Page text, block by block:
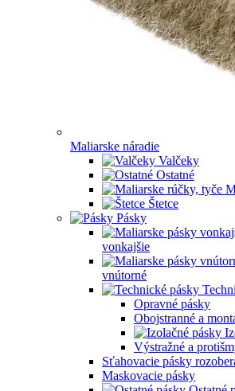
Maliarske náradie
Valčeky
Ostatné
Štetce
Pásky
vonkajšie
vnútorné
Opravné pásky
Obojstranné a
Výstražné a
Sťahovacie pásky
Maskovacie pásky